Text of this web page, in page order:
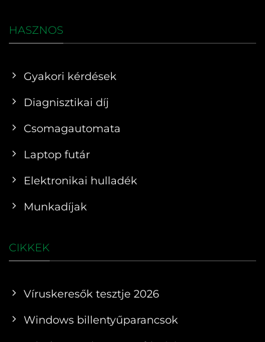
HASZNOS
Gyakori kérdések
Diagnisztikai díj
Csomagautomata
Laptop futár
Elektronikai hulladék
Munkadíjak
CIKKEK
Víruskeresők tesztje 2026
Windows billentyűparancsok